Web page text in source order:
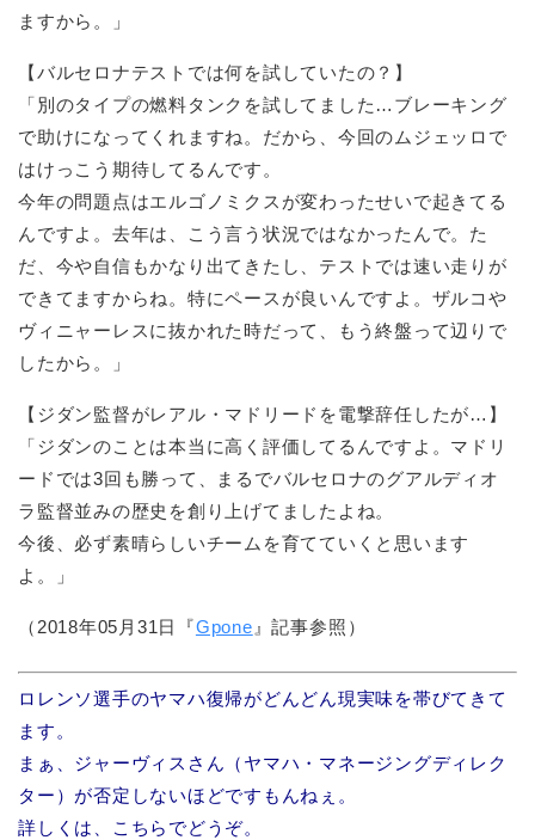
ますから。」
【バルセロナテストでは何を試していたの？】
「別のタイプの燃料タンクを試してました…ブレーキング
で助けになってくれますね。だから、今回のムジェッロで
はけっこう期待してるんです。
今年の問題点はエルゴノミクスが変わったせいで起きてる
んですよ。去年は、こう言う状況ではなかったんで。た
だ、今や自信もかなり出てきたし、テストでは速い走りが
できてますからね。特にペースが良いんですよ。ザルコや
ヴィニャーレスに抜かれた時だって、もう終盤って辺りで
したから。」
【ジダン監督がレアル・マドリードを電撃辞任したが…】
「ジダンのことは本当に高く評価してるんですよ。マドリ
ードでは3回も勝って、まるでバルセロナのグアルディオ
ラ監督並みの歴史を創り上げてましたよね。
今後、必ず素晴らしいチームを育てていくと思います
よ。」
（2018年05月31日『Gpone 』記事参照）
ロレンソ選手のヤマハ復帰がどんどん現実味を帯びてきて
ます。
まぁ、ジャーヴィスさん（ヤマハ・マネージングディレク
ター）が否定しないほどですもんねぇ。
詳しくは、こちらでどうぞ。